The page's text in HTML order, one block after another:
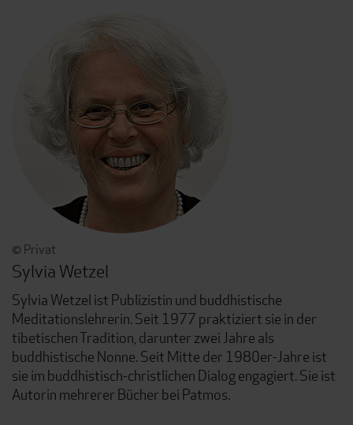
© Privat
Sylvia Wetzel
Sylvia Wetzel ist Publizistin und buddhistische
Meditationslehrerin. Seit 1977 praktiziert sie in der
tibetischen Tradition, darunter zwei Jahre als
buddhistische Nonne. Seit Mitte der 1980er-Jahre ist
sie im buddhistisch-christlichen Dialog engagiert. Sie ist
Autorin mehrerer Bücher bei Patmos.